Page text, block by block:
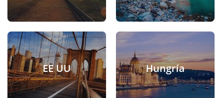
EE UU Hungría